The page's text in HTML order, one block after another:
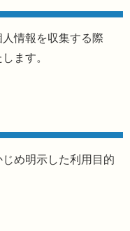
情報を収集する際
ます。
め明示した利用目的